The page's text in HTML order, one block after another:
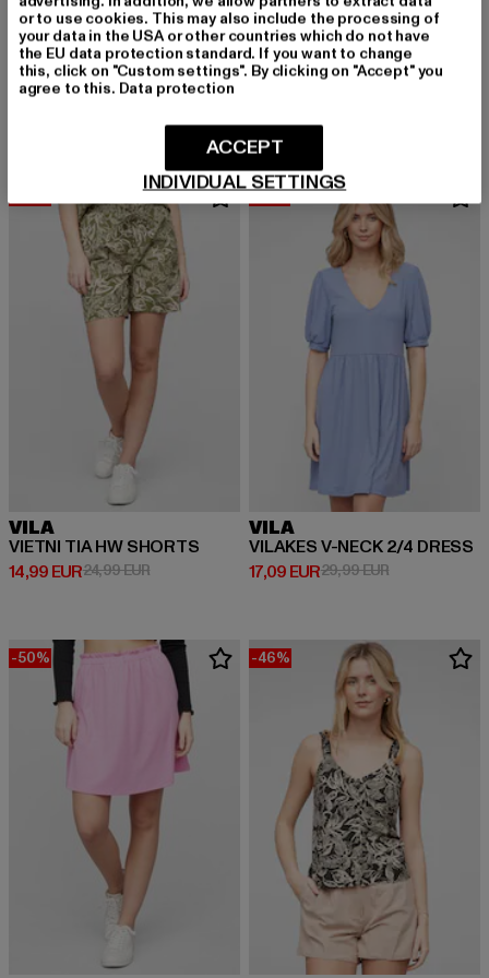
VILA
VISIBIRIA
VILA
VIMICHELLE V-NECK 2/4
VILA
VIETNI TIA HW SHORTS
14,99 EUR
Derzeitiger Preis: 14,99 EUR
24,99 EURAktionspreis: 24,99 EUR
-43%
VILA
VILAKES V-NECK 2/4 DRESS
17,09 EUR
Derzeitiger Preis: 17,09 EUR
29,99 EURAktionspreis:
-50% -46%
or to use cookies. This may also include the processing of
your data in the USA or other countries which do not have
the EU data protection standard. If you want to change
this, click on "Custom settings". By clicking on "Accept" you
agree to this. Data protection
INDIVIDUAL SETTINGS
ACCEPT